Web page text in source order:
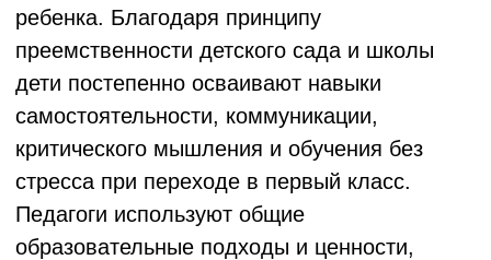
Л.С. Выготский
и его последователей, педагогов-
Давыдова
В основе программы лежат
труды выдающегося ученого и
психологаЛ.С.Выготского